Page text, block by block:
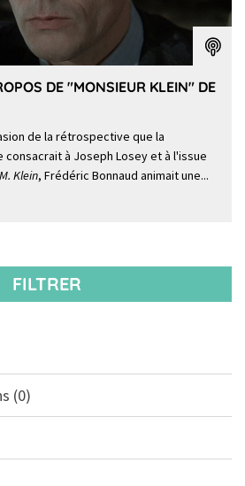
DE "MONSIEUR KLEIN" DE
de la rétrospective que la
consacrait à Joseph Losey et à l'issue
M. Klein, Frédéric Bonnaud animait une...
FILTRER
(0)